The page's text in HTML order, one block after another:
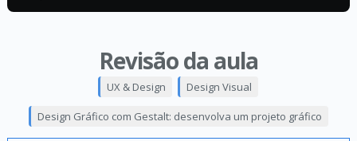
Revisão da aula
UX & Design Design Visual
Design Gráfico com Gestalt: desenvolva um projeto gráfico